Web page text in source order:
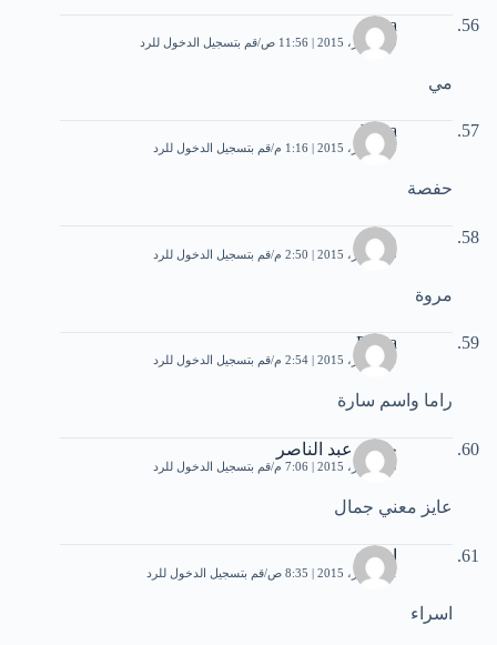
kima
29 أكتوبر، 2015 | 11:56 ص قم بتسجيل الدخول للرد
مي
hafsa
29 أكتوبر، 2015 | 1:16 م قم بتسجيل الدخول للرد
حفصة
مروة
29 أكتوبر، 2015 | 2:50 م قم بتسجيل الدخول للرد
مروة
Rama
29 أكتوبر، 2015 | 2:54 م قم بتسجيل الدخول للرد
راما واسم سارة
جمال عبد الناصر
29 أكتوبر، 2015 | 7:06 م قم بتسجيل الدخول للرد
عايز معني جمال
اسراء
31 أكتوبر، 2015 | 8:35 ص قم بتسجيل الدخول للرد
اسراء